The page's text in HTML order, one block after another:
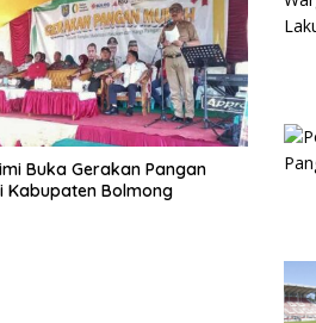
Buka Gerakan Pangan
Kabupaten Bolmong